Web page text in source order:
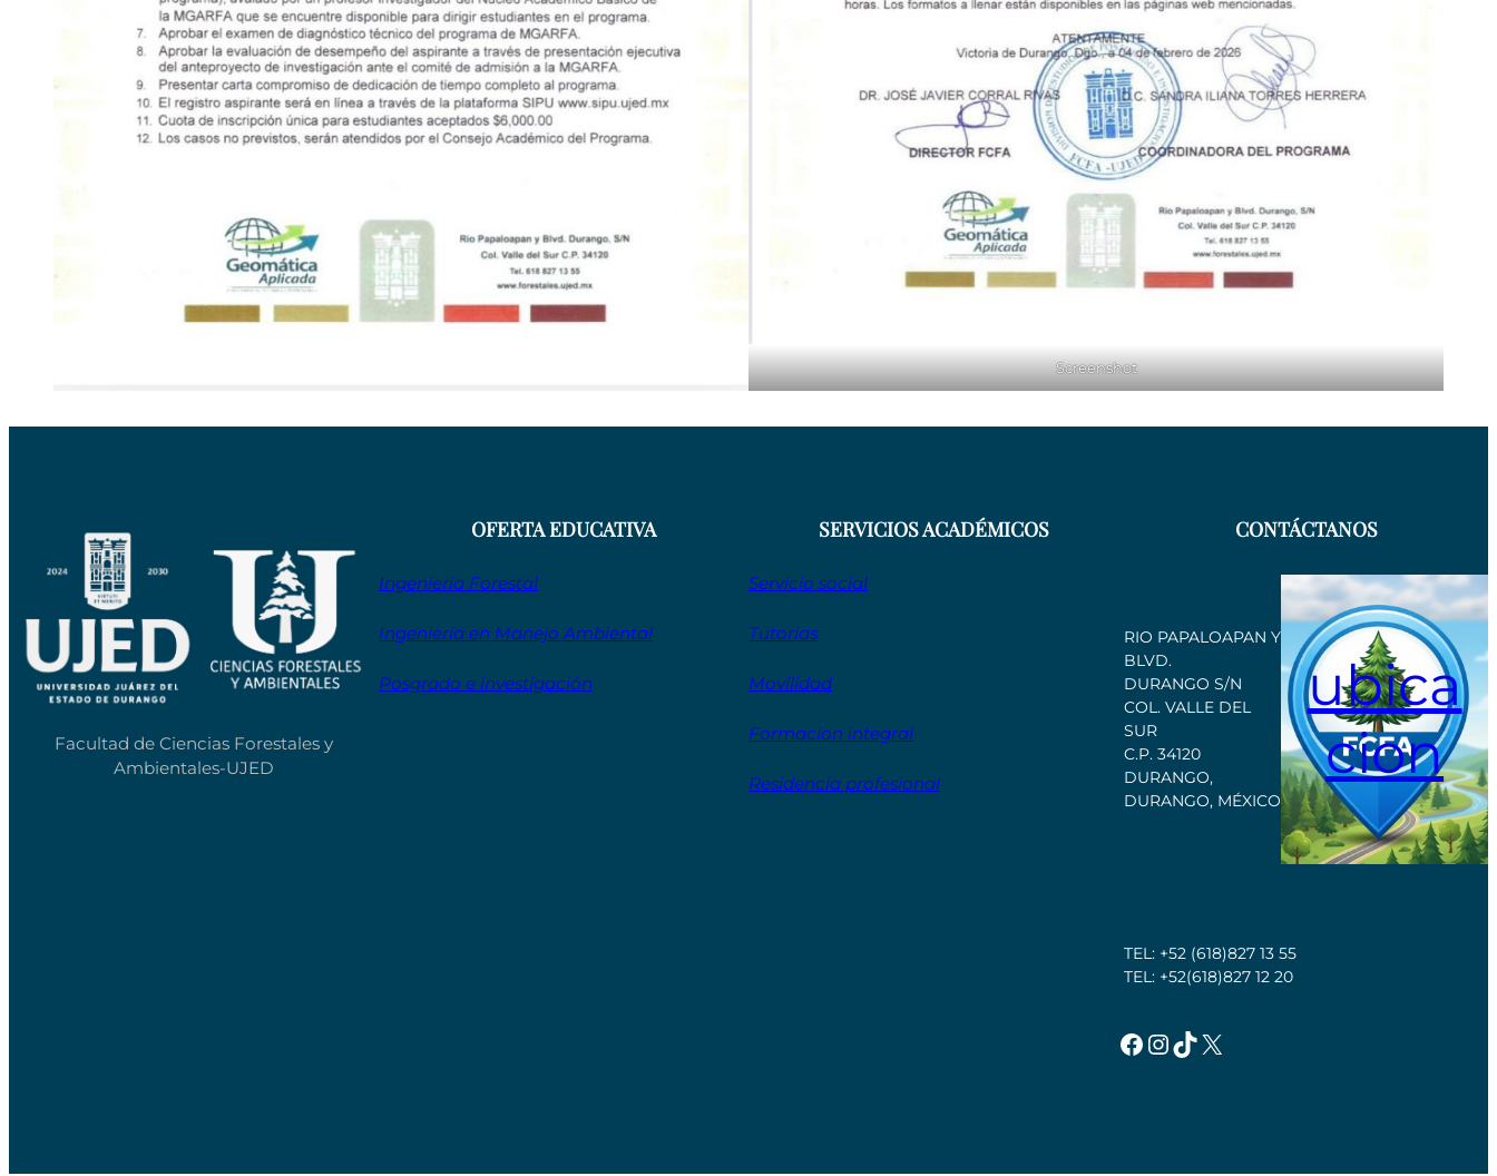
Screenshot
Facultad de Ciencias Forestales y
Ambientales-UJED
OFERTA EDUCATIVA
Ingeniería Forestal
Ingeniería en Manejo Ambiental
Posgrado e investigación
SERVICIOS ACADÉMICOS
Servicio social
Tutorias
Movilidad
Formacion integral
Residencia profesional
CONTÁCTANOS
RIO PAPALOAPAN Y
BLVD.
DURANGO S/N
COL. VALLE DEL
SUR
C.P. 34120
DURANGO,
DURANGO, MÉXICO
ubica
cion
TEL: +52 (618)827 13 55
TEL: +52(618)827 12 20
Facebook InstagramTikTok X